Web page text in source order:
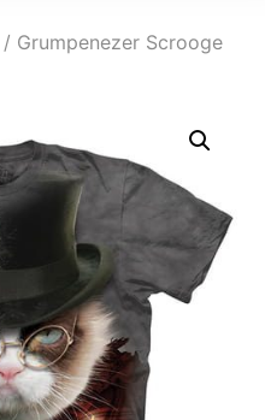
/ Grumpenezer Scrooge